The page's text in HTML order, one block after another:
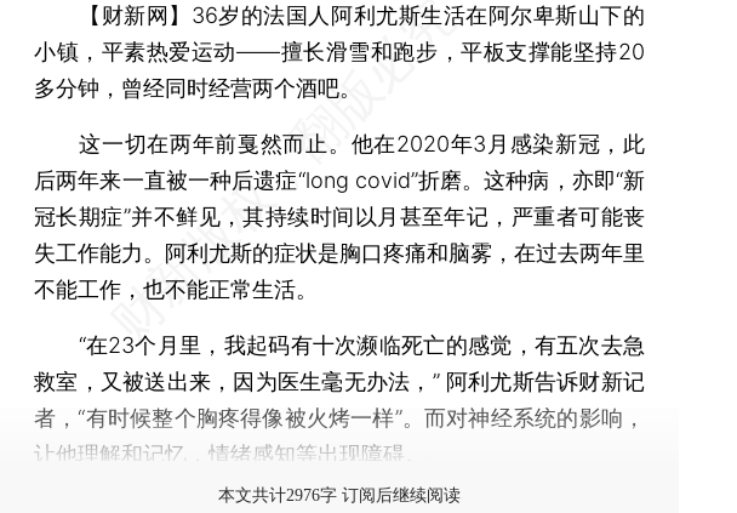
【财新网】 36岁的法国人阿利尤斯生活在阿尔卑斯山下的
小镇，平素热爱运动——擅长滑雪和跑步，平板支撑能坚持20
多分钟，曾经同时经营两个酒吧。
这一切在两年前戛然而止。他在2020年3月感染新冠，此
后两年来一直被一种后遗症“long covid”折磨。这种病，亦即“新
冠长期症”并不鲜见，其持续时间以月甚至年记，严重者可能丧
失工作能力。阿利尤斯的症状是胸口疼痛和脑雾，在过去两年里
不能工作，也不能正常生活。
“在23个月里，我起码有十次濒临死亡的感觉，有五次去急
救室，又被送出来，因为医生毫无办法，” 阿利尤斯告诉财新记
者，“有时候整个胸疼得像被火烤一样”。而对神经系统的影响，
让他理解和记忆，情绪感知等出现障碍。
本文共计2976字 订阅后继续阅读